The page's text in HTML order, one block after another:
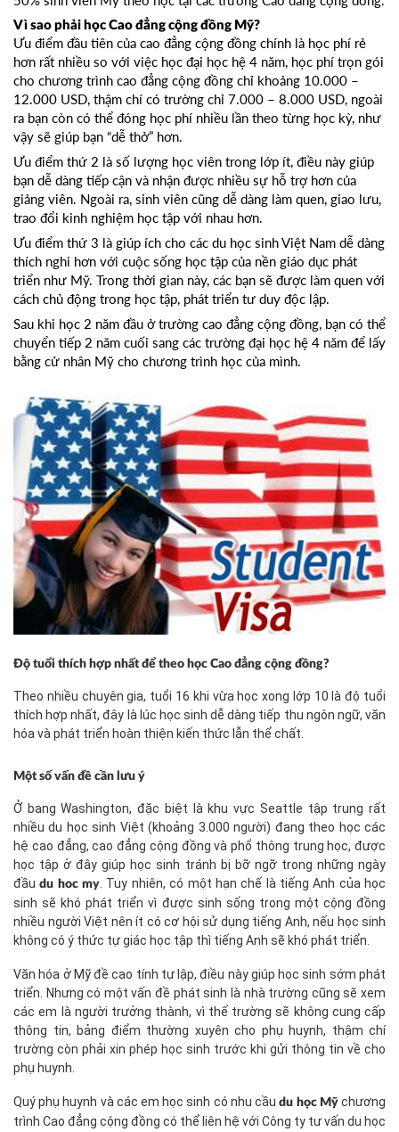
Vì sao phải học Cao đẳng cộng đồng Mỹ?
Ưu điểm đầu tiên của cao đẳng cộng đồng chính là học phí rẻ
hơn rất nhiều so với việc học đại học hệ 4 năm, học phí trọn gói
cho chương trình cao đẳng cộng đồng chỉ khoảng 10.000 –
12.000 USD, thậm chí có trường chỉ 7.000 – 8.000 USD, ngoài
ra bạn còn có thể đóng học phí nhiều lần theo từng học kỳ, như
vậy sẽ giúp bạn “dễ thở” hơn.
Ưu điểm thứ 2 là số lượng học viên trong lớp ít, điều này giúp
bạn dễ dàng tiếp cận và nhận được nhiều sự hỗ trợ hơn của
giảng viên. Ngoài ra, sinh viên cũng dễ dàng làm quen, giao lưu,
trao đổi kinh nghiệm học tập với nhau hơn.
Ưu điểm thứ 3 là giúp ích cho các du học sinh Việt Nam dễ dàng
thích nghi hơn với cuộc sống học tập của nền giáo dục phát
triển như Mỹ. Trong thời gian này, các bạn sẽ được làm quen với
cách chủ động trong học tập, phát triển tư duy độc lập.
Sau khi học 2 năm đầu ở trường cao đẳng cộng đồng, bạn có thể
chuyển tiếp 2 năm cuối sang các trường đại học hệ 4 năm để lấy
bằng cử nhân Mỹ cho chương trình học của mình.
Độ tuổi thích hợp nhất để theo học Cao đẳng cộng đồng?
Theo nhiều chuyên gia, tuổi 16 khi vừa học xong lớp 10 là độ tuổi
thích hợp nhất, đây là lúc học sinh dễ dàng tiếp thu ngôn ngữ, văn
hóa và phát triển hoàn thiện kiến thức lẫn thể chất.
Một số vấn đề cần lưu ý
Ở bang Washington, đặc biệt là khu vực Seattle tập trung rất
nhiều du học sinh Việt (khoảng 3.000 người) đang theo học các
hệ cao đẳng, cao đẳng cộng đồng và phổ thông trung học, được
học tập ở đây giúp học sinh tránh bị bỡ ngỡ trong những ngày
đầudu hoc my. Tuy nhiên, có một hạn chế là tiếng Anh của học
sinh sẽ khó phát triển vì được sinh sống trong một cộng đồng
nhiều người Việt nên ít có cơ hội sử dụng tiếng Anh, nếu học sinh
không có ý thức tự giác học tập thì tiếng Anh sẽ khó phát triển.
Văn hóa ở Mỹ đề cao tính tự lập, điều này giúp học sinh sớm phát
triển. Nhưng có một vấn đề phát sinh là nhà trường cũng sẽ xem
các em là người trưởng thành, vì thế trường sẽ không cung cấp
thông tin, bảng điểm thường xuyên cho phụ huynh, thậm chí
trường còn phải xin phép học sinh trước khi gửi thông tin về cho
phụ huynh.
Quý phụ huynh và các em học sinh có nhu cầudu học Mỹchương
trình Cao đẳng cộng đồng có thể liên hệ với Công ty tư vấn du học